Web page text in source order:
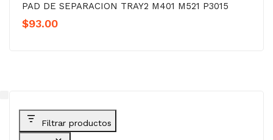
PAD DE SEPARACION TRAY2 M401 M521 P3015
$93.00
Filtrar productos